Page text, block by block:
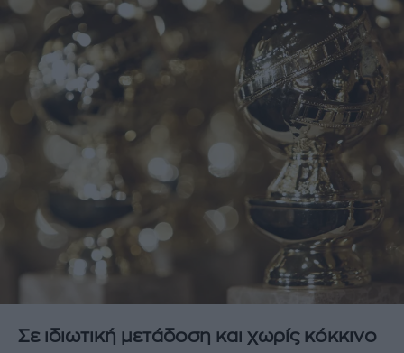
Σε ιδιωτική μετάδοση και χωρίς κόκκινο